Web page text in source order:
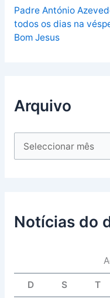
Padre António
todos os dias na
Bom Jesus
Arquivo
Notícias do
D S T